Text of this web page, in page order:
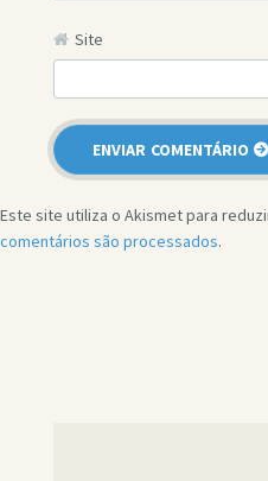
Site
Este site utiliza o Akismet para
comentários são processados.